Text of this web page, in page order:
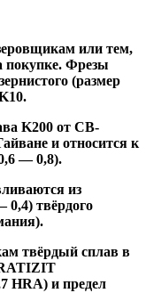
или тем,
покупке. Фрезы
(размер
K200 от CB-
и относится к
— 0,8).
из
0,4) твёрдого
твёрдый сплав в
HRA) и предел